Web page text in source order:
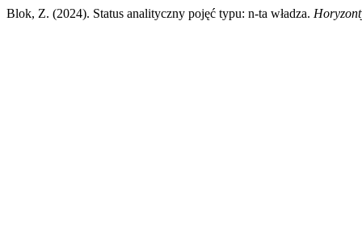
Blok, Z. (2024). Status analityczny pojęć typu: n-ta władza.